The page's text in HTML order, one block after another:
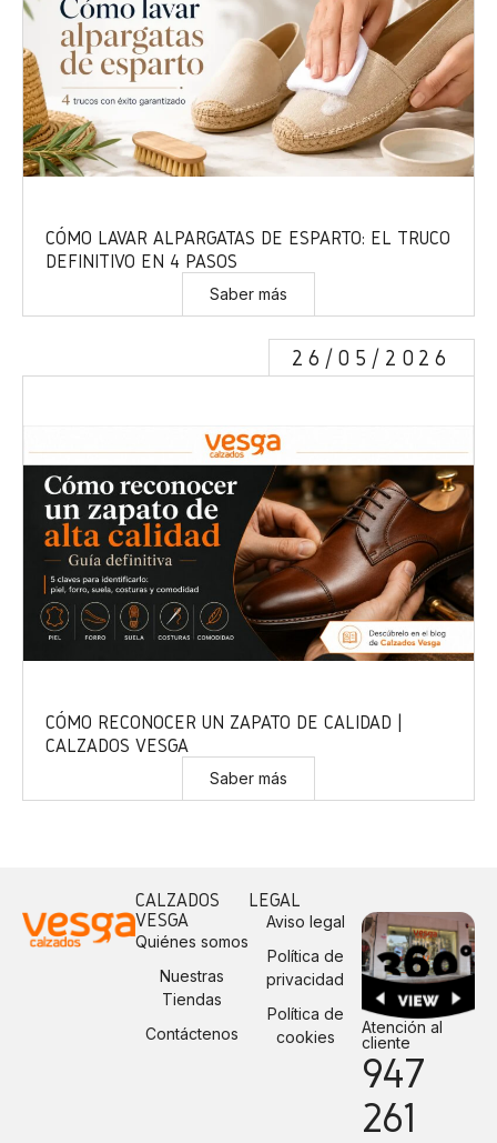
CÓMO LAVAR ALPARGATAS DE ESPARTO: EL TRUCO
DEFINITIVO EN 4 PASOS
Saber más
26/05/2026
CÓMO RECONOCER UN ZAPATO DE CALIDAD |
CALZADOS VESGA
Saber más
CALZADOS
VESGA
Quiénes somos
Nuestras
Tiendas
Contáctenos
LEGAL
Aviso legal
Política de
privacidad
Política de
cookies
Atención al
cliente
947
261